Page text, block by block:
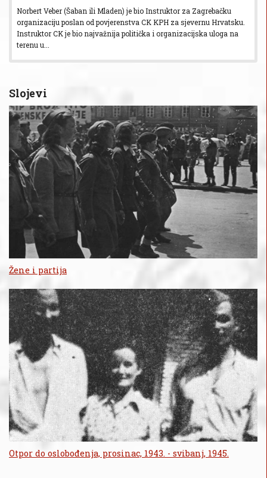
Norbert Veber (Šaban ili Mladen) je bio Instruktor za Zagrebačku
organizaciju poslan od povjerenstva CK KPH za sjevernu Hrvatsku.
Instruktor CK je bio najvažnija politička i organizacijska uloga na
terenu u...
Slojevi
Žene i partija
Otpor do oslobođenja, prosinac, 1943. - svibanj, 1945.